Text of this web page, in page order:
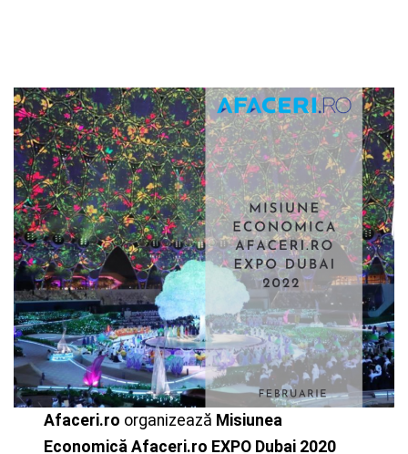
Afaceri.ro organizează Misiunea
Economică Afaceri.ro EXPO Dubai 2020